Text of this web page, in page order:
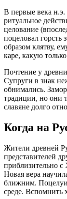
В первые века н.э.
ритуальное
целование
поцеловал горсть
образом клятву,
каре, какую
Почтение у
Супруги в знак
обнимались.
традиции, но они
славяне долго
Когда на
Жители древней
представителей
приблизительно с
Новая вера
ближним.
среде. Вспомнить